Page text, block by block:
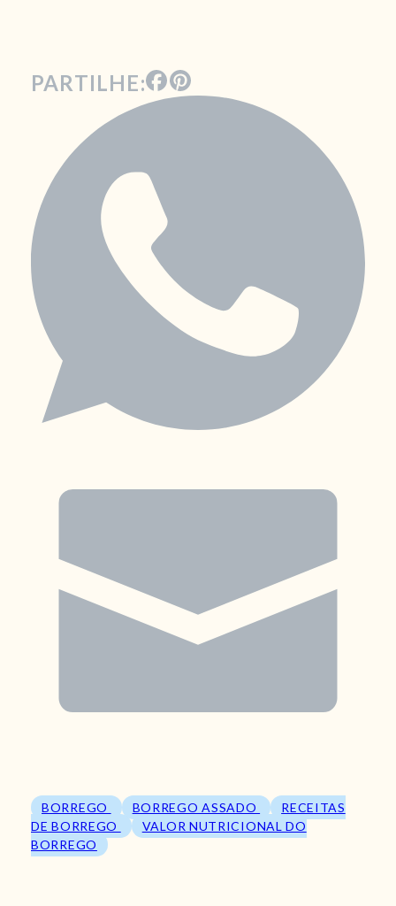
PARTILHE:
BORREGO BORREGO ASSADO
RECEITAS
DE BORREGO
VALOR NUTRICIONAL DO
BORREGO